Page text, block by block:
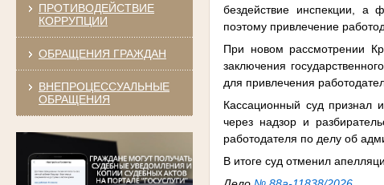
ПРОТИВОДЕЙСТВИЕ
КОРРУПЦИИ
ОБРАЩЕНИЯ ГРАЖДАН
ВНЕПРОЦЕССУАЛЬНЫЕ
ОБРАЩЕНИЯ
бездействие инспекции, а
поэтому привлечение
При новом рассмотрении
заключения
для привлечения
Кассационный суд признал
через надзор и
работодателя по делу об
В итоге суд отменил